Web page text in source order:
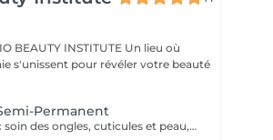
où
s'unissent pour révéler votre beauté
Permanent
Une manucure complète avec soin des ongles, cuticules et peau, suivie de la pose d'un vernis semi-permanent pour une tenue longue durée et une finition impeccable. Résultat : des ongles parfaitement soignés, brillants et colorés jusqu'à 2 à 3 semaines. Tenue : résistance aux éclats et à l'usure quotidienne.